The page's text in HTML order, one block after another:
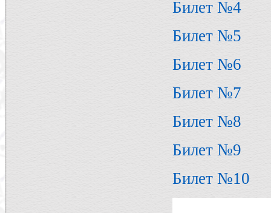
Билет №4
Билет №5
Билет №6
Билет №7
Билет №8
Билет №9
Билет №10